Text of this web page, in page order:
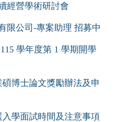
經營學術研討會
限公司-專案助理 招募中
學年度第 1 學期開學
博士論文獎勵辦法及申
入學面試時間及注意事項